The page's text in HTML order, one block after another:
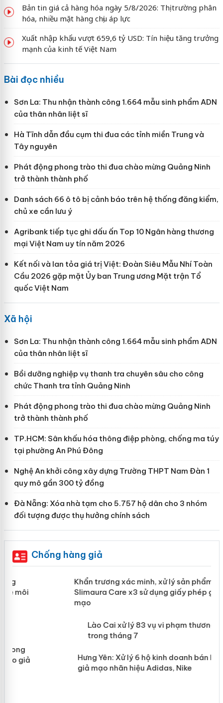
Bản tin giá cả hàng hóa ngày 5/8/2026: Thị trường phân
hóa, nhiều mặt hàng chịu áp lực
Xuất nhập khẩu vượt 659,6 tỷ USD: Tín hiệu tăng trưởng
mạnh của kinh tế Việt Nam
Bài đọc nhiều
Sơn La: Thu nhận thành công 1.664 mẫu sinh phẩm ADN
của thân nhân liệt sĩ
Hà Tĩnh dẫn đầu cụm thi đua các tỉnh miền Trung và
Tây nguyên
Phát động phong trào thi đua chào mừng Quảng Ninh
trở thành thành phố
Danh sách 66 ô tô bị cảnh báo trên hệ thống đăng kiểm,
chủ xe cần lưu ý
Agribank tiếp tục ghi dấu ấn Top 10 Ngân hàng thương
mại Việt Nam uy tín năm 2026
Kết nối và lan tỏa giá trị Việt: Đoàn Siêu Mẫu Nhí Toàn
Cầu 2026 gặp mặt Ủy ban Trung ương Mặt trận Tổ
quốc Việt Nam
Xã hội
Sơn La: Thu nhận thành công 1.664 mẫu sinh phẩm ADN
của thân nhân liệt sĩ
Bồi dưỡng nghiệp vụ thanh tra chuyên sâu cho công
chức Thanh tra tỉnh Quảng Ninh
Phát động phong trào thi đua chào mừng Quảng Ninh
trở thành thành phố
TP.HCM: Sân khấu hóa thông điệp phòng, chống ma túy
tại phường An Phú Đông
Nghệ An khởi công xây dựng Trường THPT Nam Đàn 1
quy mô gần 300 tỷ đồng
Đà Nẵng: Xóa nhà tạm cho 5.757 hộ dân cho 3 nhóm
đối tượng được thụ hưởng chính sách
Chống hàng giả
Khẩn trương xác minh, xử lý sản phẩm
Slimaura Care x3 sử dụng giấy phép
giả mạo
mại trong tháng 7